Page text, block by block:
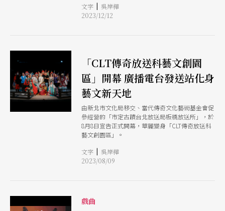
橋放送所」後，推出耗時3年多、千萬經費打造的
《飛天．女神》東方沉浸音樂劇，自2023年12月8
文生態鏈、開創台灣首個科技結合藝術的沉浸定目
文字 | 吳岸樺
2023/12/12
「CLT傳奇放送科藝文創園
區」開幕 廣播電台發送站化身
藝文新天地
由新北市文化局移交、當代傳奇文化藝術基金會促
參經營的「市定古蹟台北放送局板橋放送所」，於
8月8日宣告正式開幕，華麗變身「CLT傳奇放送科
藝文創園區」。
文字 | 吳岸樺
2023/08/09
戲曲